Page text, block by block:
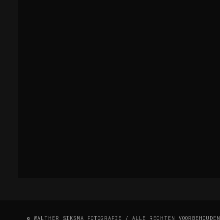
© WALTHER SIKSMA FOTOGRAFIE / ALLE RECHTEN VOORBEHOUDEN